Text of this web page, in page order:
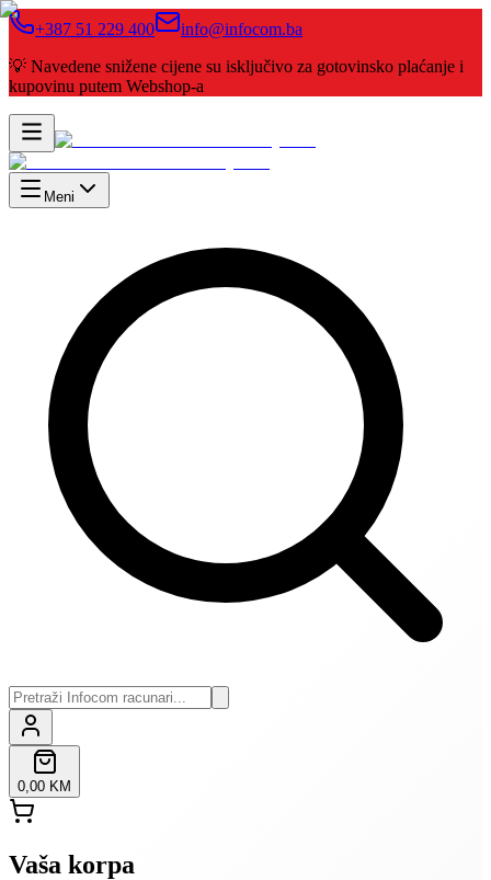
+387 51 229 400
info@infocom.ba
💡 Navedene snižene cijene su isključivo za gotovinsko plaćanje i
kupovinu putem Webshop-a
Meni
0,00 KM
Vaša korpa